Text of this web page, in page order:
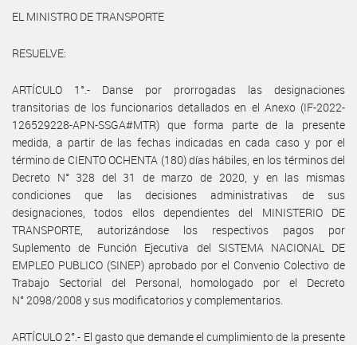
EL MINISTRO DE TRANSPORTE
RESUELVE:
ARTÍCULO 1°.- Danse por prorrogadas las designaciones
transitorias de los funcionarios detallados en el Anexo (IF-2022-
126529228-APN-SSGA#MTR) que forma parte de la presente
medida, a partir de las fechas indicadas en cada caso y por el
término de CIENTO OCHENTA (180) días hábiles, en los términos del
Decreto N° 328 del 31 de marzo de 2020, y en las mismas
condiciones que las decisiones administrativas de sus
designaciones, todos ellos dependientes del MINISTERIO DE
TRANSPORTE, autorizándose los respectivos pagos por
Suplemento de Función Ejecutiva del SISTEMA NACIONAL DE
EMPLEO PUBLICO (SINEP) aprobado por el Convenio Colectivo de
Trabajo Sectorial del Personal, homologado por el Decreto
N° 2098/2008 y sus modificatorios y complementarios.
ARTÍCULO 2°.- El gasto que demande el cumplimiento de la presente